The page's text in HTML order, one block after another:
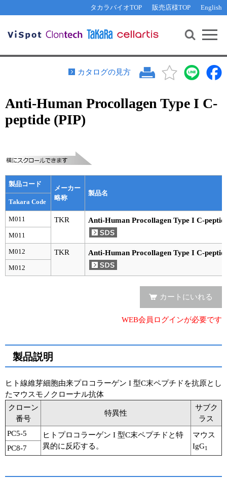
タカラバイオTOP 販売店様TOP English
機能解析・サイレンシング
PCR・等温増幅
リアルタイムPCR（qPCR）
テクニカルサポートライン
その他 ライセンスに関するご相談
遺伝子組換え生物該当製品
研究支援ツール
Cut-Site Navigator 制限酵素切断サイトの検索
In-Fusion Cloning プライマー設計
抗体検索サイト
リアルタイムPCR（インターカレーター法）
リアルタイムPCR（プローブ法）
プライマー・プローブ検索・注文
機器ソフトウェア・ベクター配列ダウンロード
実験ガイド
リアルタイムPCR実験ガイド
遺伝子検査ガイド（食品・水質・家畜他）
細胞選択ガイド
エピジェネティクス実験ガイド
RNAi実験ガイド
アプリケーションノート
プロトコール集
お問い合わせ WEB会員登録
カタログの見方
Anti-Human Procollagen Type I C-
peptide (PIP)
製品コード
メーカー
略称
製品名
Takara Code
M011 TKR Anti-Human Procollagen Type I C-
M011
M012 TKR Anti-Human Procollagen Type I C-
M012
カートにいれる
WEB会員ログインが必要です
製品説明
ヒト線維芽細胞由来プロコラーゲン I 型C末ペプチドを抗原とし
たマウスモノクローナル抗体
クローン
番号
特異性
サブク
ラス
PC5-5
ヒトプロコラーゲン I 型C末ペプチドと特
異的に反応する。
マウス
IgG1
PC8-7